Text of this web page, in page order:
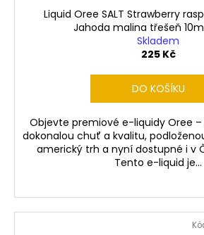
Liquid Oree SALT Strawberry
Jahoda malina třešeň
Skladem
225 Kč
DO KOŠÍKU
Objevte premiové e-liquidy Oree
dokonalou chuť a kvalitu,
americký trh a nyní dostupné i v
Tento e-liquid je...